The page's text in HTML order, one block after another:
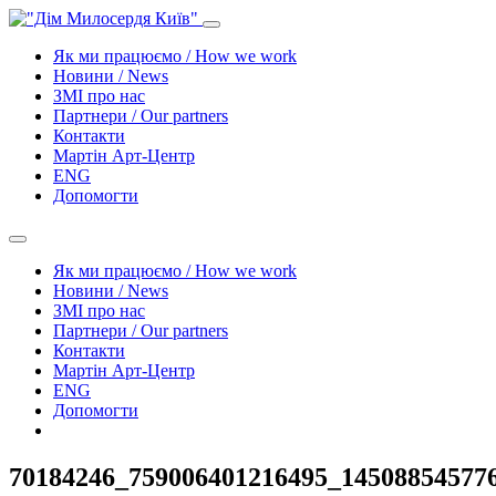
Як ми працюємо / How we work
Новини / News
ЗМІ про нас
Партнери / Our partners
Контакти
Mартін Арт-Центр
ENG
Допомогти
Як ми працюємо / How we work
Новини / News
ЗМІ про нас
Партнери / Our partners
Контакти
Mартін Арт-Центр
ENG
Допомогти